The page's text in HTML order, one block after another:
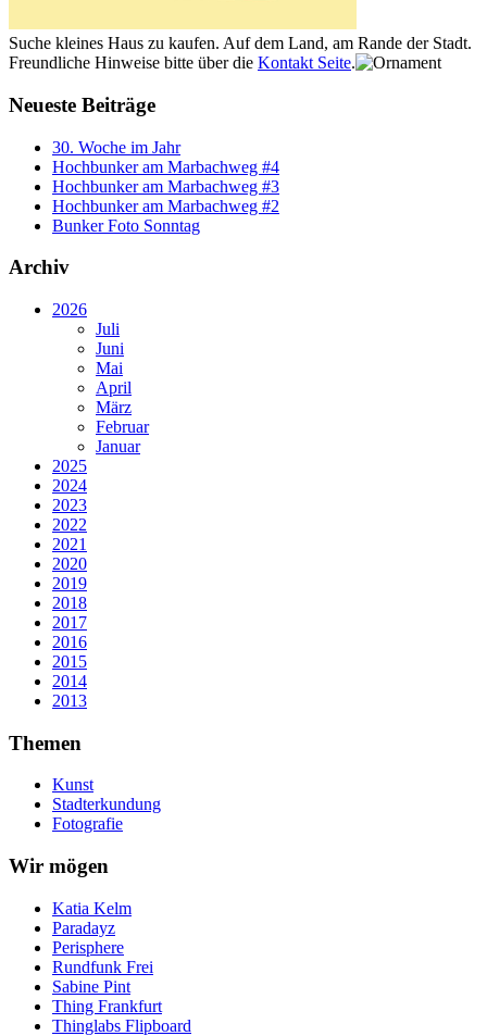
Suche kleines Haus zu kaufen. Auf dem Land, am Rande der Stadt.
Freundliche Hinweise bitte über die Kontakt Seite.
Neueste Beiträge
30. Woche im Jahr
Hochbunker am Marbachweg #4
Hochbunker am Marbachweg #3
Hochbunker am Marbachweg #2
Bunker Foto Sonntag
Archiv
2026
Juli
Juni
Mai
April
März
Februar
Januar
2025
2024
2023
2022
2021
2020
2019
2018
2017
2016
2015
2014
2013
Themen
Kunst
Stadterkundung
Fotografie
Wir mögen
Katia Kelm
Paradayz
Perisphere
Rundfunk Frei
Sabine Pint
Thing Frankfurt
Thinglabs Flipboard